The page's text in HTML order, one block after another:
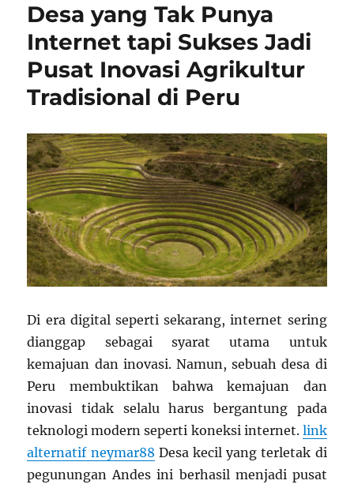
Desa yang Tak Punya
Internet tapi Sukses Jadi
Pusat Inovasi Agrikultur
Tradisional di Peru
Di era digital seperti sekarang, internet sering
dianggap sebagai syarat utama untuk
kemajuan dan inovasi. Namun, sebuah desa di
Peru membuktikan bahwa kemajuan dan
inovasi tidak selalu harus bergantung pada
teknologi modern seperti koneksi internet. link
alternatif neymar88 Desa kecil yang terletak di
pegunungan Andes ini berhasil menjadi pusat